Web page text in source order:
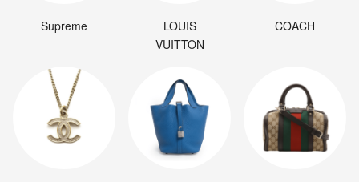
Supreme
LOUIS
VUITTON
COACH